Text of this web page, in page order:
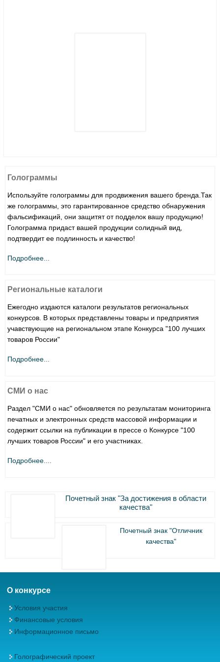
Голограммы
Используйте голограммы для продвижения вашего бренда.Так
же голограммы, это гарантированное средство обнаружения
фальсификаций, они защитят от подделок вашу продукцию!
Голограмма придаст вашей продукции солидный вид,
подтвердит ее подлинность и качество!
Подробнее...
Региональные каталоги
Ежегодно издаются каталоги результатов региональных
конкурсов. В которых представлены товары и предприятия
учавствующие на региональном этапе Конкурса "100 лучших
товаров России"
Подробнее...
СМИ о нас
Раздел "СМИ о нас" обновляется по результатам мониторинга
печатных и электронных средств массовой информации и
содержит ссылки на публикации в прессе о Конкурсе "100
лучших товаров России" и его участниках.
Подробнее....
Почетный знак "За достижения в области
качества"
Почетный знак "Отличник
качества"
О конкурсе
Условия участия
Финансовые условия
Информационное письмо
Голографический проект